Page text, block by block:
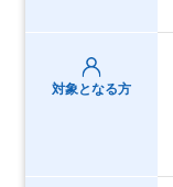
対象となる方